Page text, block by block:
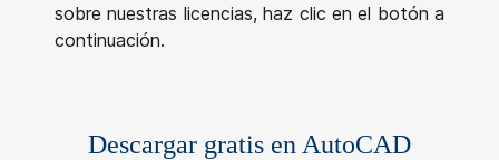
sobre nuestras licencias, haz clic en el botón a
continuación.
Descargar gratis en AutoCAD